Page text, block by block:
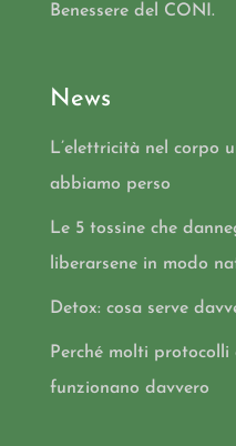
Benessere del CONI.
News
L’elettricità nel corpo
abbiamo perso
Le 5 tossine che
liberarsene in modo
Detox: cosa serve
Perché molti
funzionano davvero